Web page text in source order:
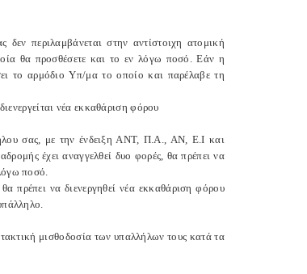
περιλαμβάνεται στην αντίστοιχη ατομική
θα προσθέσετε και το εν λόγω ποσό. Εάν η
το αρμόδιο Υπ/μα το οποίο και παρέλαβε τη
νέα εκκαθάριση φόρου
σας, με την ένδειξη ΑΝΤ, Π.Α., ΑΝ, Ε.Ι και
έχει αναγγελθεί δυο φορές, θα πρέπει να
ποσό.
πρέπει να διενεργηθεί νέα εκκαθάριση φόρου
μισθοδοσία των υπαλλήλων τους κατά τα